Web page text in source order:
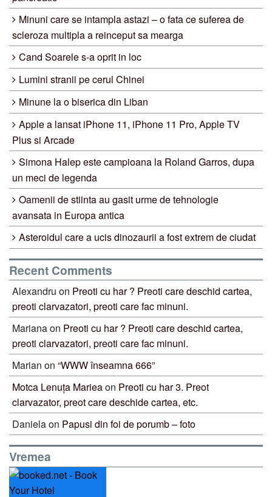
Minuni care se intampla astazi – o fata ce suferea de
scleroza multipla a reinceput sa mearga
Cand Soarele s-a oprit in loc
Lumini stranii pe cerul Chinei
Minune la o biserica din Liban
Apple a lansat iPhone 11, iPhone 11 Pro, Apple TV
Plus si Arcade
Simona Halep este campioana la Roland Garros, dupa
un meci de legenda
Oamenii de stiinta au gasit urme de tehnologie
avansata in Europa antica
Asteroidul care a ucis dinozaurii a fost extrem de ciudat
Recent Comments
Alexandru on Preoti cu har ? Preoti care deschid cartea,
preoti clarvazatori, preoti care fac minuni.
Marianaon Preoti cu har ? Preoti care deschid cartea,
preoti clarvazatori, preoti care fac minuni.
Marian on “WWW înseamna 666”
Motca Lenuța Marieaon Preoti cu har 3. Preot
clarvazator, preot care deschide cartea, etc.
Danielaon Papusi din foi de porumb – foto
Vremea